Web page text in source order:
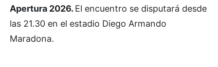
Apertura 2026. El encuentro se disputará desde
las 21.30 en el estadio Diego Armando
Maradona.